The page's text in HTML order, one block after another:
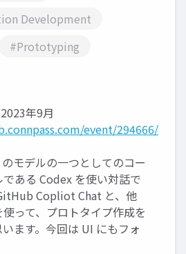
Development
#Prototyping
年9月
event/294666/
モデルの一つとしてのコー
である Codex を使い対話で
Copliot Chat と、他
って、プロトタイプ作成を
ます。今回は UI にもフォ